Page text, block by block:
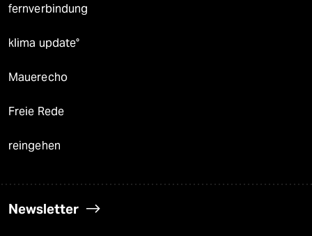
fernverbindung
klima update°
Mauerecho
Freie Rede
reingehen
Newsletter